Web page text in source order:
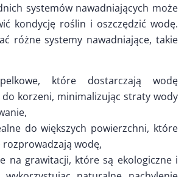
systemów nawadniających może
kondycję roślin i oszczędzić wodę.
różne systemy nawadniające, takie
które dostarczają wodę
korzeni, minimalizując straty wody
do większych powierzchni, które
wodę,
na grawitacji, które są ekologiczne i